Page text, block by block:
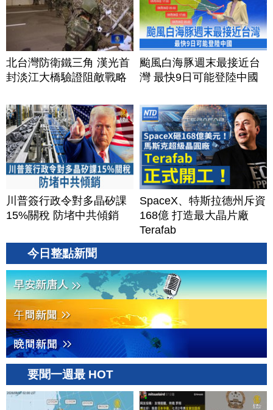
北台灣防衛鐵三角 漢光首
封淡江大橋驗證阻敵戰略
颱風白海豚週末最接近台
灣 最快9日可能登陸中國
川普簽行政令對多晶矽課
15%關稅 防堵中共傾銷
SpaceX、特斯拉德州斥資
168億 打造最大晶片廠
Terafab
今日整點新聞
要聞一週最 HOT